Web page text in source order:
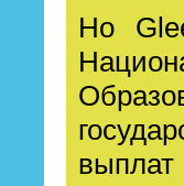
Но